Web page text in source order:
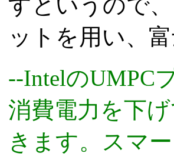
ットを用い、
--IntelのUMPC
消費電力を下
きます。スマ